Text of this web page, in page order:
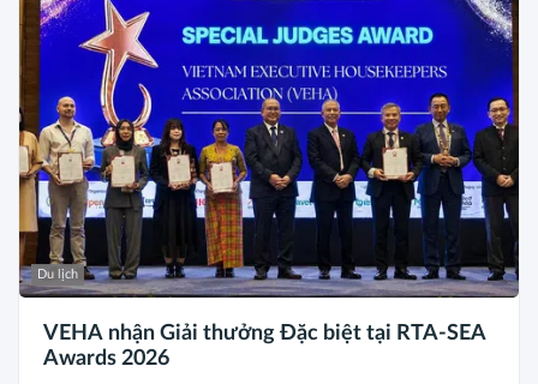
Du lịch
VEHA nhận Giải thưởng Đặc biệt tại RTA-SEA
Awards 2026